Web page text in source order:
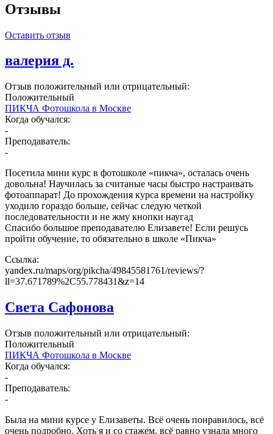
Отзывы
Оставить отзыв
валерия д.
Отзыв положительный или отрицательный:
Положительный
ПИКЧА Фотошкола в Москве
Когда обучался:
-
Преподаватель:
-
Посетила мини курс в фотошколе «пикча», осталась очень
довольна! Научилась за считаные часы быстро настраивать
фотоаппарат! До прохождения курса времени на настройку
уходило гораздо больше, сейчас следую четкой
последовательности и не жму кнопки наугад
Спасибо большое преподавателю Елизавете! Если решусь
пройти обучение, то обязательно в школе «Пикча»
Ссылка:
yandex.ru/maps/org/pikcha/49845581761/reviews/?
ll=37.671789%2C55.778431&z=14
Света Сафонова
Отзыв положительный или отрицательный:
Положительный
ПИКЧА Фотошкола в Москве
Когда обучался:
-
Преподаватель:
-
Была на мини курсе у Елизаветы. Всё очень понравилось, всё
очень подробно. Хоть я и со стажем, всё равно узнала много